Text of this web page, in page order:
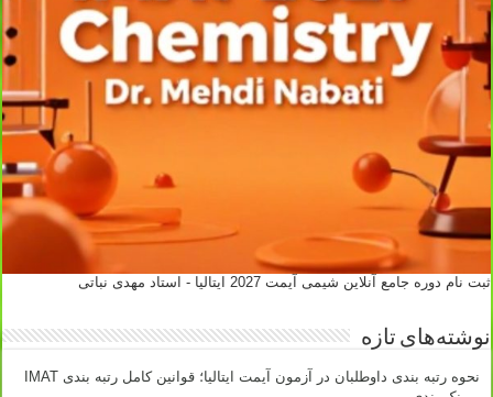
ثبت نام دوره جامع آنلاین شیمی آیمت 2027 ایتالیا - استاد مهدی نباتی
نوشته‌های تازه
نحوه رتبه بندی داوطلبان در آزمون آیمت ایتالیا؛ قوانین کامل رتبه بندی IMAT